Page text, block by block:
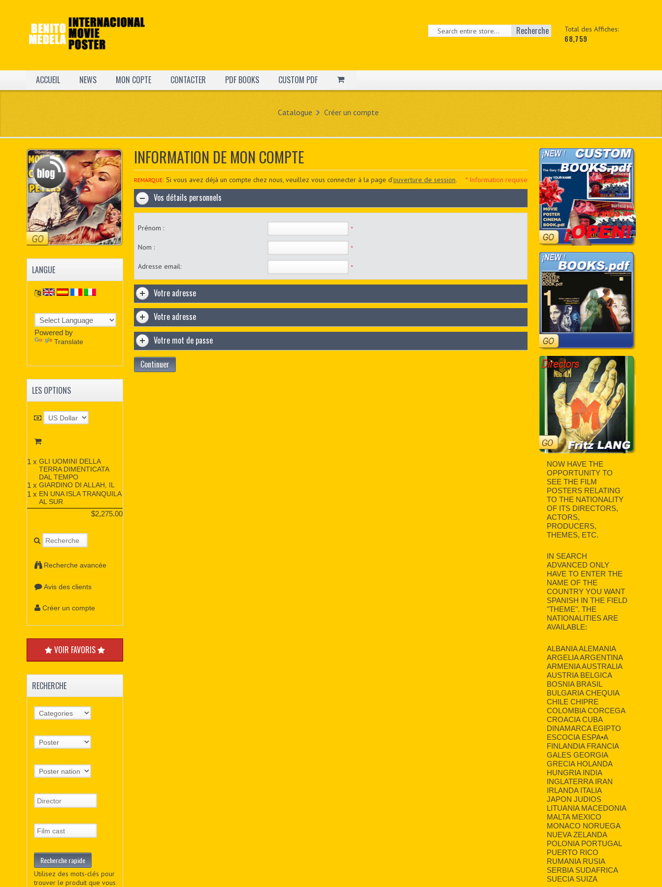
Total des Affiches:
68,759
Recherche
ACCUEIL NEWS MON COPTE CONTACTER PDF BOOKS CUSTOM PDF
Catalogue Créer un compte
INFORMATION DE MON COMPTE
REMARQUE:Si vous avez déjá un compte chez nous, veuillez vous connecter á la page d'ouverture de session. * Information requise
Vos détails personnels
Prénom : *
Nom : *
Adresse email: *
Votre adresse
Votre adresse
Votre mot de passe
Continuer
LANGUE
Powered by
Translate
LES OPTIONS
1 x GLI UOMINI DELLA
TERRA DIMENTICATA
DAL TEMPO
1 x GIARDINO DI ALLAH, IL
1 x EN UNA ISLA TRANQUILA
AL SUR
$2,275.00
Recherche avancée
Avis des clients
Créer un compte
VOIR FAVORIS
RECHERCHE
Utilisez des mots-clés pour
trouver le produit que vous
NOW HAVE THE
OPPORTUNITY TO
SEE THE FILM
POSTERS RELATING
TO THE NATIONALITY
OF ITS DIRECTORS,
ACTORS,
PRODUCERS,
THEMES, ETC.
IN SEARCH
ADVANCED ONLY
HAVE TO ENTER THE
NAME OF THE
COUNTRY YOU WANT
SPANISH IN THE FIELD
"THEME". THE
NATIONALITIES ARE
AVAILABLE:
ALBANIA ALEMANIA
ARGELIA ARGENTINA
ARMENIA AUSTRALIA
AUSTRIA BELGICA
BOSNIA BRASIL
BULGARIA CHEQUIA
CHILE CHIPRE
COLOMBIA CORCEGA
CROACIA CUBA
DINAMARCA EGIPTO
ESCOCIA ESPA•A
FINLANDIA FRANCIA
GALES GEORGIA
GRECIA HOLANDA
HUNGRIA INDIA
INGLATERRA IRAN
IRLANDA ITALIA
JAPON JUDIOS
LITUANIA MACEDONIA
MALTA MEXICO
MONACO NORUEGA
NUEVA ZELANDA
POLONIA PORTUGAL
PUERTO RICO
RUMANIA RUSIA
SERBIA SUDAFRICA
SUECIA SUIZA